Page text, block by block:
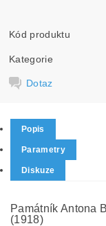
Kód produktu
Kategorie
Dotaz
Popis
Parametry
Diskuze
Památník Antona
(1918)